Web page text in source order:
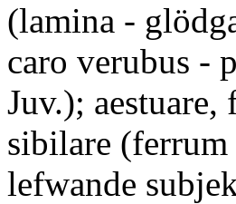
(lamina -
caro verubus -
Juv.);
sibilare
lefwande